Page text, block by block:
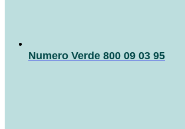
Numero Verde 800 09 03 95